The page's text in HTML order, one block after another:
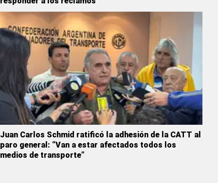
Juan Carlos Schmid ratificó la adhesión de la CATT al
paro general: “Van a estar afectados todos los
medios de transporte”